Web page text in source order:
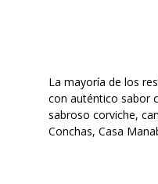
La mayoría de los
con auténtico sabor
sabroso corviche,
Conchas, Casa